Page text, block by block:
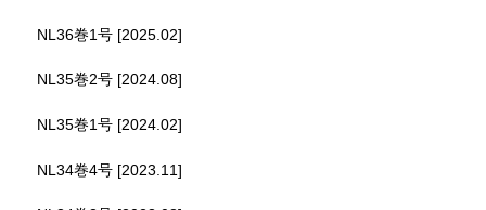
NL36巻1号 [2025.02]
NL35巻2号 [2024.08]
NL35巻1号 [2024.02]
NL34巻4号 [2023.11]